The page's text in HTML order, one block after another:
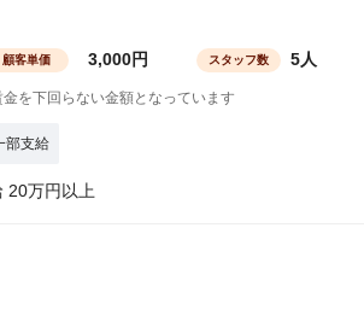
顧客単価 3,000円 スタッフ数 5人
を下回らない金額となっています
部支給
20万円以上